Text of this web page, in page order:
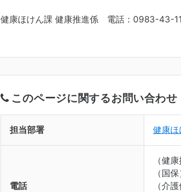
健康ほけん課 健康推進係 電話：0983-43-
このページに関するお問い合わせ
担当部署 健康ほ
電話
（健
（国
（介